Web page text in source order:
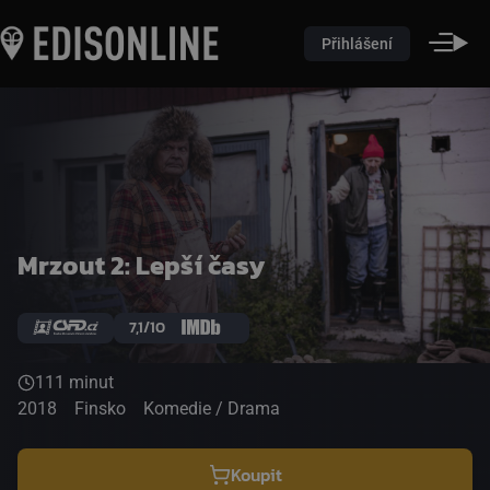
Přihlášení
Mrzout 2: Lepší časy
7,1/10
111 minut
2018
Finsko Komedie / Drama
Koupit